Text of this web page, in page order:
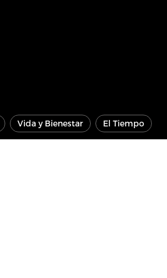
Vida y Bienestar El Tiempo